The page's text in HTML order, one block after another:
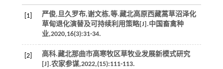
[1] 严俊,旦久罗布,谢文栋,等.藏北高原西藏蒿草沼泽化
草甸退化演替及可持续利用策略[J].中国畜禽种
业,2020,16(3):31-34.
[2]
高科.藏北那曲市高寒牧区草牧业发展新模式研究
[J].农家参谋,2022,(15):111-113.